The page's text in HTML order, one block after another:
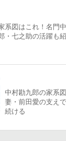
系図はこれ！名門
・七之助の活躍も
中村勘九郎の家系
妻・前田愛の支え
続ける